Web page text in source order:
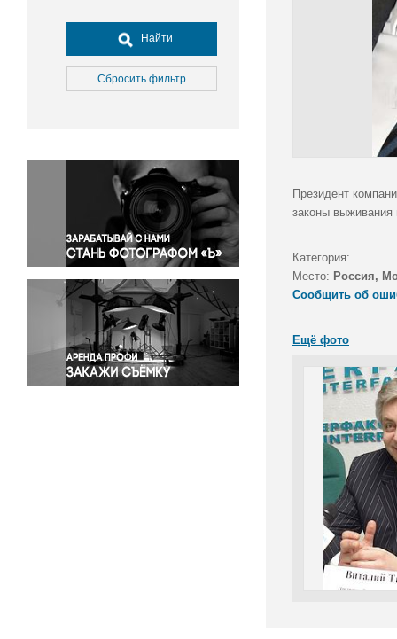
Досуг, туризм и отдых
Культура
Медицина
Окружающая среда
Политика
Правосудие
Происшествия и конфликты
Религия
Светская жизнь
Спорт
Экология
Экономика и бизнес
Найти
Сбросить фильтр
Президент
законы выживания
Категория:
Место: Россия,
Сообщить об
Ещё фото